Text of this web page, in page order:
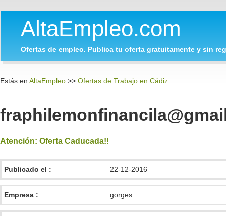
AltaEmpleo.com
Ofertas de empleo. Publica tu oferta gratuitamente y sin
Estás en AltaEmpleo >> Ofertas de Trabajo en Cádiz
Atención: Oferta Caducada!!
Publicado el : 22-12-2016
Empresa : gorges